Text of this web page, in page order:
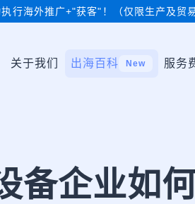
行海外推广+"获客"！（仅限生产及贸
关于我们 出海百科 New 服务
备企业如